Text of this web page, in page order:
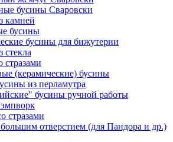
бусины Сваровски
камней
бусины
бусины для бижутерии
стекла
стразами
(керамические) бусины
из перламутра
бусины ручной работы
стразами
отверстием (для Пандора и др.)